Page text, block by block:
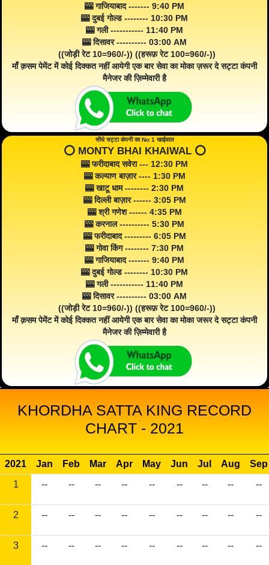
🎰 गाजियाबाद ------- 9:40 PM
🎰 दुबई गोल्ड -------- 10:30 PM
🎰 गली ----------- 11:40 PM
🎰 दिसावर ---------- 03:00 AM
((जोड़ी रेट 10=960/-)) ((हरूफ़ रेट 100=960/-))
माँ क़सम पेमेंट में कोई दिक्कत नहीं आयेगी एक बार सेवा का मोका ज़रूर दे सट्टा कंपनी
मैनेजर की ज़िम्मेवारी है
सीधे सट्टा कंपनी का No 1 खाईवाल
⭕️ MONTY BHAI KHAIWAL ⭕️
🎰 फरीदाबाद सवेरा --- 12:30 PM
🎰 कल्याण बाज़ार ---- 1:30 PM
🎰 खाटू धाम -------- 2:30 PM
🎰 दिल्ली बाज़ार ------ 3:05 PM
🎰 श्री गणेश ------ 4:35 PM
🎰 करनाल ---------- 5:30 PM
🎰 फरीदाबाद --------- 6:05 PM
🎰 गोवा किंग -------- 7:30 PM
🎰 गाजियाबाद ------- 9:40 PM
🎰 दुबई गोल्ड -------- 10:30 PM
🎰 गली ----------- 11:40 PM
🎰 दिसावर ---------- 03:00 AM
((जोड़ी रेट 10=960/-)) ((हरूफ़ रेट 100=960/-))
माँ क़सम पेमेंट में कोई दिक्कत नहीं आयेगी एक बार सेवा का मोका जरूर दे सट्टा कंपनी
मैनेजर की ज़िम्मेवारी है
KHORDHA SATTA KING RECORD
CHART - 2021
2021 Jan Feb Mar Apr May Jun Jul Aug
Sep
1
-- -- -- -- -- -- -- -- --
2 -- -- -- -- -- -- -- -- --
3 -- -- -- -- -- -- -- -- --